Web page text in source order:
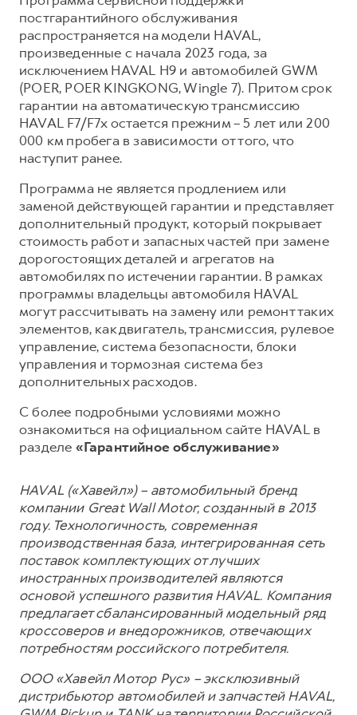
HAVAL Лизинг
АКСЕССУАРЫ HAVAL
Автомобильные аксессуары
Коллекция CITY
Коллекция Базовая
Коллекция Детская
АКСЕССУАРЫ HAVAL
Автомобильные аксессуары
Коллекция CITY
Коллекция Базовая
Коллекция Детская
постгарантийного обслуживания
распространяется на модели HAVAL,
произведенные с начала 2023 года, за
исключением HAVAL H9 и автомобилей GWM
(POER, POER KINGKONG, Wingle 7). Притом срок
гарантии на автоматическую трансмиссию
HAVAL F7/F7x остается прежним – 5 лет или 200
000 км пробега в зависимости от того, что
наступит ранее.
Программа не является продлением или
заменой действующей гарантии и представляет
дополнительный продукт, который покрывает
стоимость работ и запасных частей при замене
дорогостоящих деталей и агрегатов на
автомобилях по истечении гарантии. В рамках
программы владельцы автомобиля HAVAL
могут рассчитывать на замену или ремонт таких
элементов, как двигатель, трансмиссия, рулевое
управление, система безопасности, блоки
управления и тормозная система без
дополнительных расходов.
С более подробными условиями можно
ознакомиться на официальном сайте HAVAL в
разделе «Гарантийное обслуживание»
HAVAL («Хавейл») – автомобильный бренд
компании Great Wall Motor, созданный в 2013
году. Технологичность, современная
производственная база, интегрированная сеть
поставок комплектующих от лучших
иностранных производителей являются
основой успешного развития HAVAL. Компания
предлагает сбалансированный модельный ряд
кроссоверов и внедорожников, отвечающих
потребностям российского потребителя.
ООО «Хавейл Мотор Рус» – эксклюзивный
дистрибьютор автомобилей и запчастей HAVAL,